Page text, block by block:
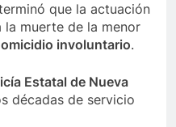
que la actuación
muerte de la menor
involuntario.
Estatal de Nueva
décadas de servicio